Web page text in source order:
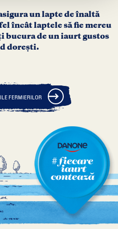
un lapte de înaltă
încât laptele să fie mereu
bucura de un iaurt gustos
dorești.
FERMIERILOR